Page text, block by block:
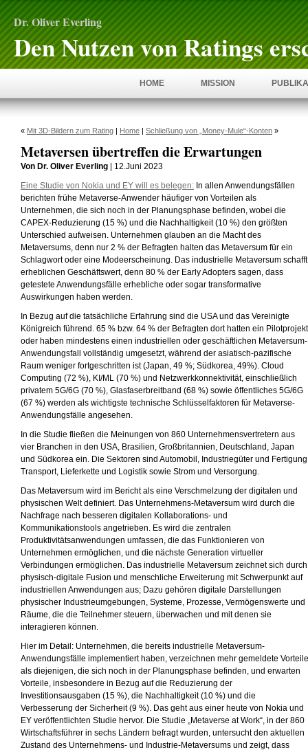
Dr. Oliver Everling
Den Nutzen von Ratings
HOME MISSION
« Mit 3D-Bildern zum Rating | Home | Schließung von „Money-Mule“-Konten »
Metaversen übertreffen die Erwartungen
Von Dr. Oliver Everling | 12.Juni 2023
Eine Studie von Nokia und EY will es belegen: In allen Anwendungsfällen
berichten frühe Metaverse-Anwender häufiger von Vorteilen als
Unternehmen, die sich noch in der Planungsphase befinden, wobei die
CAPEX-Reduzierung (15 %) und die Nachhaltigkeit (10 %) den größten
Unterschied aufweisen. Unternehmen glauben an die Macht des
Metaversums, denn nur 2 % der Befragten halten das Metaversum für ein
Schlagwort oder eine Modeerscheinung. Das industrielle Metaversum schafft
erheblichen Geschäftswert, denn 80 % der Early Adopters sagen, dass
getestete Anwendungsfälle erhebliche oder sogar transformative
Auswirkungen haben werden.
In Bezug auf die tatsächliche Erfahrung sind die USA und das Vereinigte
Königreich führend. 65 % bzw. 64 % der Befragten dort hatten ein Pilotprojekt
oder haben mindestens einen industriellen oder geschäftlichen Metaversum-
Anwendungsfall vollständig umgesetzt, während der asiatisch-pazifische
Raum weniger fortgeschritten ist (Japan, 49 %; Südkorea, 49%). Cloud
Computing (72 %), KI/ML (70 %) und Netzwerkkonnektivität, einschließlich
privatem 5G/6G (70 %), Glasfaserbreitband (68 %) sowie öffentliches 5G/6G
(67 %) werden als wichtigste technische Schlüsselfaktoren für Metaverse-
Anwendungsfälle angesehen.
In die Studie fließen die Meinungen von 860 Unternehmensvertretern aus
vier Branchen in den USA, Brasilien, Großbritannien, Deutschland, Japan
und Südkorea ein. Die Sektoren sind Automobil, Industriegüter und
Transport, Lieferkette und Logistik sowie Strom und Versorgung.
Das Metaversum wird im Bericht als eine Verschmelzung der digitalen und
physischen Welt definiert. Das Unternehmens-Metaversum wird durch die
Nachfrage nach besseren digitalen Kollaborations- und
Kommunikationstools angetrieben. Es wird die zentralen
Produktivitätsanwendungen umfassen, die das Funktionieren von
Unternehmen ermöglichen, und die nächste Generation virtueller
Verbindungen ermöglichen. Das industrielle Metaversum zeichnet sich durch
physisch-digitale Fusion und menschliche Erweiterung mit Schwerpunkt auf
industriellen Anwendungen aus; Dazu gehören digitale Darstellungen
physischer Industrieumgebungen, Systeme, Prozesse, Vermögenswerte und
Räume, die die Teilnehmer steuern, überwachen und mit denen sie
interagieren können.
Hier im Detail: Unternehmen, die bereits industrielle Metaversum-
Anwendungsfälle implementiert haben, verzeichnen mehr gemeldete Vorteile
als diejenigen, die sich noch in der Planungsphase befinden, und erwarten
Vorteile, insbesondere in Bezug auf die Reduzierung der
Investitionsausgaben (15 %), die Nachhaltigkeit (10 %) und die
Verbesserung der Sicherheit (9 %). Das geht aus einer heute von Nokia und
EY veröffentlichten Studie hervor. Die Studie „Metaverse at Work“, in der 860
Wirtschaftsführer in sechs Ländern befragt wurden, untersucht den aktuellen
Zustand des Unternehmens- und Industrie-Metaversums und zeigt, dass